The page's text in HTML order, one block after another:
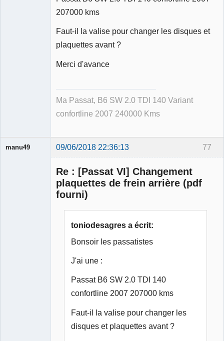
207000 kms
Faut-il la valise pour changer les disques et
plaquettes avant ?
Merci d'avance
Ma Passat, B6 SW 2.0 TDI 140 Variant
confortline 2007 240000 Kms
77
manu49 09/06/2018 22:36:13
Re : [Passat VI] Changement
plaquettes de frein arrière (pdf
fourni)
toniodesagres a écrit:
Bonsoir les passatistes
J'ai une :
Passat B6 SW 2.0 TDI 140
confortline 2007 207000 kms
Faut-il la valise pour changer les
disques et plaquettes avant ?